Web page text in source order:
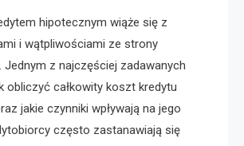
hipotecznym wiąże się z
i wątpliwościami ze strony
Jednym z najczęściej zadawanych
obliczyć całkowity koszt kredytu
jakie czynniki wpływają na jego
często zastanawiają się